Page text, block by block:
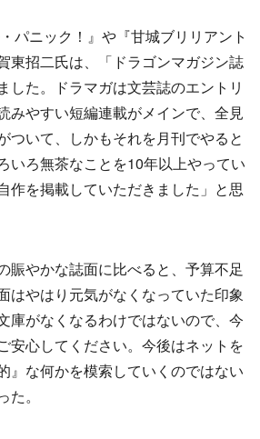
パニック！』や『甘城ブリリアント
東招二氏は、「ドラゴンマガジン誌
した。ドラマガは文芸誌のエントリ
みやすい短編連載がメインで、全見
ついて、しかもそれを月刊でやると
いろ無茶なことを10年以上やってい
作を掲載していただきました」と思
賑やかな誌面に比べると、予算不足
はやはり元気がなくなっていた印象
庫がなくなるわけではないので、今
安心してください。今後はネットを
』な何かを模索していくのではない
。